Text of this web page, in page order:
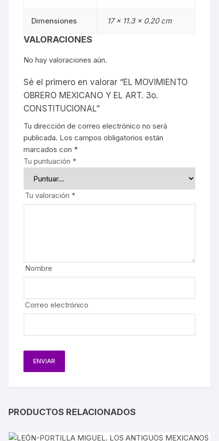
Dimensiones 17 × 11.3 × 0.20 cm
VALORACIONES
No hay valoraciones aún.
Sé el primero en valorar “EL MOVIMIENTO
OBRERO MEXICANO Y EL ART. 3o.
CONSTITUCIONAL”
Tu dirección de correo electrónico no será
publicada. Los campos obligatorios están
marcados con *
Tu puntuación *
Tu valoración *
Nombre
Correo electrónico
PRODUCTOS RELACIONADOS